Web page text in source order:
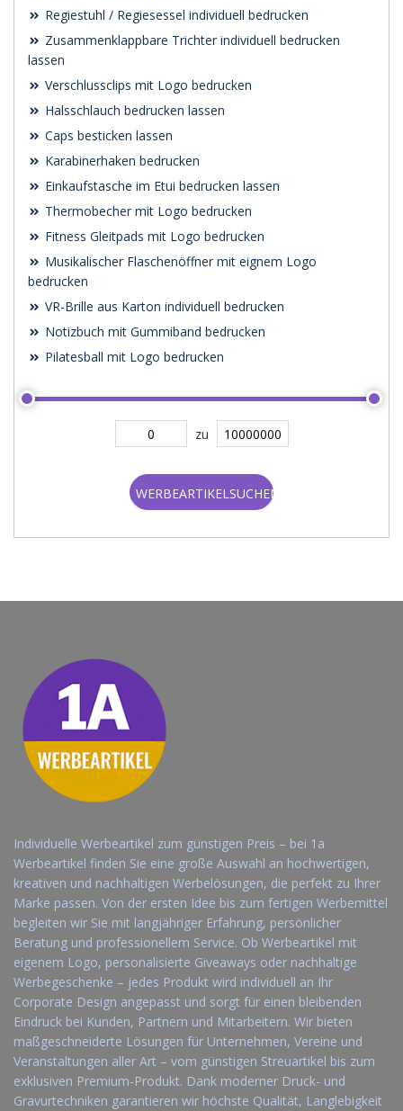
Regiestuhl / Regiesessel individuell bedrucken
Zusammenklappbare Trichter individuell bedrucken
lassen
Verschlussclips mit Logo bedrucken
Halsschlauch bedrucken lassen
Caps besticken lassen
Karabinerhaken bedrucken
Einkaufstasche im Etui bedrucken lassen
Thermobecher mit Logo bedrucken
Fitness Gleitpads mit Logo bedrucken
Musikalischer Flaschenöffner mit eignem Logo
bedrucken
VR-Brille aus Karton individuell bedrucken
Notizbuch mit Gummiband bedrucken
Pilatesball mit Logo bedrucken
zu
WERBEARTIKELSUCHEN
Individuelle Werbeartikel zum günstigen Preis – bei 1a
Werbeartikel finden Sie eine große Auswahl an hochwertigen,
kreativen und nachhaltigen Werbelösungen, die perfekt zu Ihrer
Marke passen. Von der ersten Idee bis zum fertigen Werbemittel
begleiten wir Sie mit langjähriger Erfahrung, persönlicher
Beratung und professionellem Service. Ob Werbeartikel mit
eigenem Logo, personalisierte Giveaways oder nachhaltige
Werbegeschenke – jedes Produkt wird individuell an Ihr
Corporate Design angepasst und sorgt für einen bleibenden
Eindruck bei Kunden, Partnern und Mitarbeitern. Wir bieten
maßgeschneiderte Lösungen für Unternehmen, Vereine und
Veranstaltungen aller Art – vom günstigen Streuartikel bis zum
exklusiven Premium-Produkt. Dank moderner Druck- und
Gravurtechniken garantieren wir höchste Qualität, Langlebigkeit